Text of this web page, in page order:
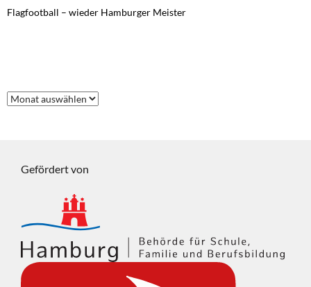
Flagfootball – wieder Hamburger Meister
Frühere
Beiträge
Gefördert von